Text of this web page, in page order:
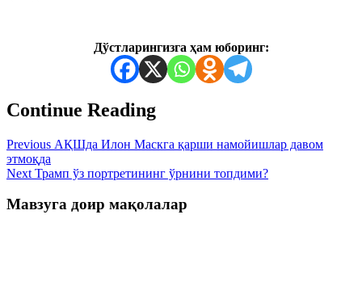
Дўстларингизга ҳам юборинг:
Continue Reading
Previous АҚШда Илон Маскга қарши намойишлар давом
этмоқда
Next Трамп ўз портретининг ўрнини топдими?
Мавзуга доир мақолалар